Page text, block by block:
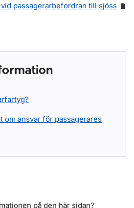
passagerarbefordran till sjöss
om ansvar för passagerares
på den här sidan?